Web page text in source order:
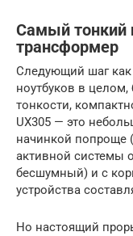
Самый тонкий
трансформер
Следующий шаг как
ноутбуков в
тонкости,
UX305 — это
начинкой попроще
активной системы
бесшумный) и с
устройства
Но настоящий